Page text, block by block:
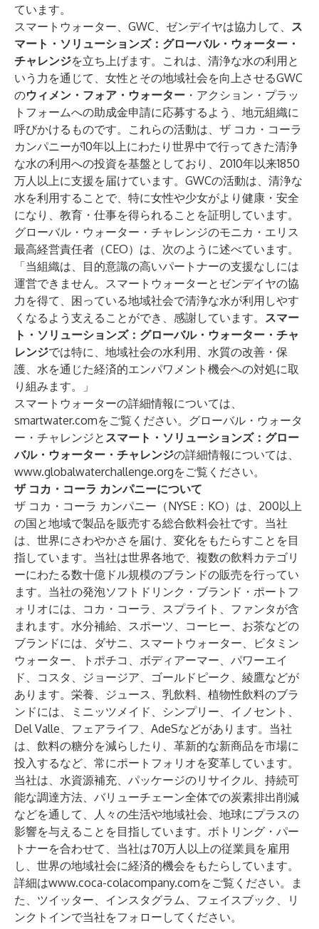
ています。
スマートウォーター、GWC、ゼンデイヤは協力して、 ス
マート・ソリューションズ：グローバル・ウォーター・
チャレンジを立ち上げます。これは、清浄な水の利用と
いう力を通じて、女性とその地域社会を向上させるGWC
のウィメン・フォア・ウォーター ・アクション・プラッ
トフォームへの助成金申請に応募するよう、地元組織に
呼びかけるものです。これらの活動は、ザ コカ・コーラ
カンパニーが10年以上にわたり世界中で行ってきた清浄
な水の利用への投資を基盤としており、2010年以来1850
万人以上に支援を届けています。GWCの活動は、清浄な
水を利用することで、特に女性や少女がより健康・安全
になり、教育・仕事を得られることを証明しています。
グローバル・ウォーター・チャレンジのモニカ・エリス
最高経営責任者（CEO）は、次のように述べています。
「当組織は、目的意識の高いパートナーの支援なしには
運営できません。スマートウォーターとゼンデイヤの協
力を得て、困っている地域社会で清浄な水が利用しやす
くなるよう支えることができ、感謝しています。 スマー
ト・ソリューションズ：グローバル・ウォーター・チャ
レンジでは特に、地域社会の水利用、水質の改善・保
護、水を通じた経済的エンパワメント機会への対処に取
り組みます。」
スマートウォーターの詳細情報については、
smartwater.comをご覧ください。グローバル・ウォータ
ー・チャレンジと スマート・ソリューションズ：グロー
バル・ウォーター・チャレンジの詳細情報については、
www.globalwaterchallenge.orgをご覧ください。
ザ コカ ・ コーラ カンパニーについて
ザ コカ・コーラ カンパニー（NYSE：KO）は、200以上
の国と地域で製品を販売する総合飲料会社です。当社
は、世界にさわやかさを届け、変化をもたらすことを目
指しています。当社は世界各地で、複数の飲料カテゴリ
ーにわたる数十億ドル規模のブランドの販売を行ってい
ます。当社の発泡ソフトドリンク・ブランド・ポートフ
ォリオには、コカ・コーラ、スプライト、ファンタが含
まれます。水分補給、スポーツ、コーヒー、お茶などの
ブランドには、ダサニ、スマートウォーター、ビタミン
ウォーター、トポチコ、ボディアーマー、パワーエイ
ド、コスタ、ジョージア、ゴールドピーク、綾鷹などが
あります。栄養、ジュース、乳飲料、植物性飲料のブラ
ンドには、ミニッツメイド、シンプリー、イノセント、
Del Valle、フェアライフ、AdeSなどがあります。当社
は、飲料の糖分を減らしたり、革新的な新商品を市場に
投入するなど、常にポートフォリオを変革しています。
当社は、水資源補充、パッケージのリサイクル、持続可
能な調達方法、バリューチェーン全体での炭素排出削減
などを通して、人々の生活や地域社会、地球にプラスの
影響を与えることを目指しています。ボトリング・パー
トナーを合わせて、当社は70万人以上の従業員を雇用
し、世界の地域社会に経済的機会をもたらしています。
詳細はwww.coca-colacompany.comをご覧ください。ま
た、 ツイッター、 インスタグラム、 フェイスブック 、
リ
ンクトインで当社をフォローしてください。